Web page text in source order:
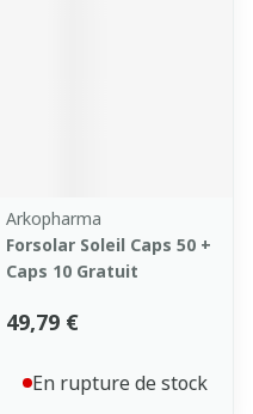
Arkopharma
Forsolar Soleil Caps 50 +
Caps 10 Gratuit
49,79 €
En rupture de stock